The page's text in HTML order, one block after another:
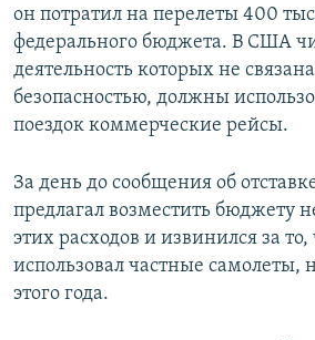
он потратил на перелеты 400
федерального бюджета. В США
деятельность которых не
безопасностью, должны
поездок коммерческие рейсы.
За день до сообщения об
предлагал возместить бюджету
этих расходов и извинился за то,
использовал частные самолеты,
этого года.